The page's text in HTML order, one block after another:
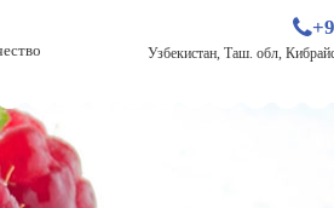
Узбекистан, Таш. обл,